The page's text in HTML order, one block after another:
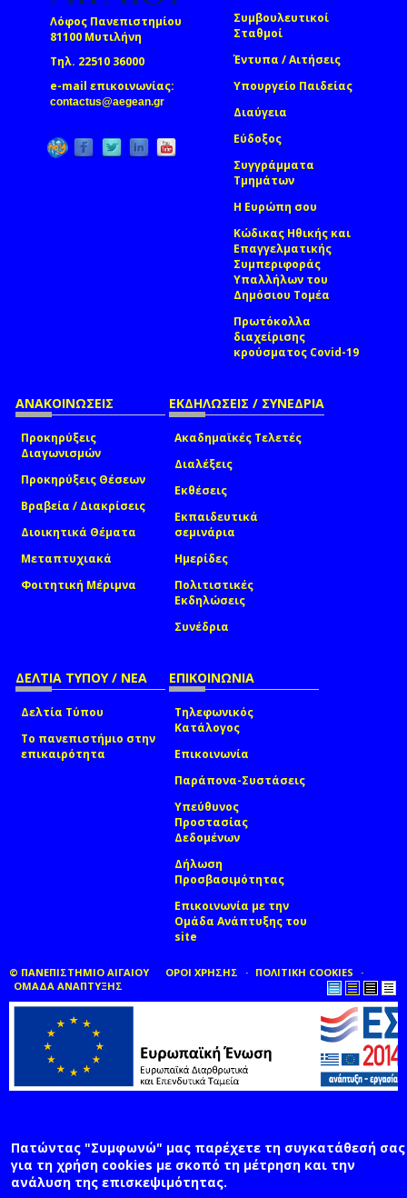
Λόφος Πανεπιστημίου
81100 Μυτιλήνη
Τηλ. 22510 36000
e-mail επικοινωνίας:
contactus@aegean.gr
Συμβουλευτικοί
Σταθμοί
Έντυπα / Αιτήσεις
Υπουργείο Παιδείας
Διαύγεια
Εύδοξος
Συγγράμματα
Τμημάτων
Η Ευρώπη σου
Κώδικας Ηθικής και
Επαγγελματικής
Συμπεριφοράς
Υπαλλήλων του
Δημόσιου Τομέα
Πρωτόκολλα
διαχείρισης
κρούσματος Covid-19
ΑΝΑΚΟΙΝΩΣΕΙΣ
Προκηρύξεις
Διαγωνισμών
Προκηρύξεις Θέσεων
Βραβεία / Διακρίσεις
Διοικητικά Θέματα
Μεταπτυχιακά
Φοιτητική Μέριμνα
ΕΚΔΗΛΩΣΕΙΣ / ΣΥΝΕΔΡΙΑ
Ακαδημαϊκές Τελετές
Διαλέξεις
Εκθέσεις
Εκπαιδευτικά
σεμινάρια
Ημερίδες
Πολιτιστικές
Εκδηλώσεις
Συνέδρια
ΔΕΛΤΙΑ ΤΥΠΟΥ / ΝΕΑ
Δελτία Τύπου
Το πανεπιστήμιο στην
επικαιρότητα
ΕΠΙΚΟΙΝΩΝΙΑ
Τηλεφωνικός
Κατάλογος
Επικοινωνία
Παράπονα-Συστάσεις
Υπεύθυνος
Προστασίας
Δεδομένων
Δήλωση
Προσβασιμότητας
Επικοινωνία με την
Ομάδα Ανάπτυξης του
site
© ΠΑΝΕΠΙΣΤΗΜΙΟ ΑΙΓΑΙΟΥ ΟΡΟΙ ΧΡΗΣΗΣ
ΠΟΛΙΤΙΚΗ COOKIES
ΟΜΑΔΑ ΑΝΑΠΤΥΞΗΣ
Πατώντας "Συμφωνώ" μας παρέχετε τη συγκατάθεσή σας
για τη χρήση cookies με σκοπό τη μέτρηση και την
ανάλυση της επισκεψιμότητας.